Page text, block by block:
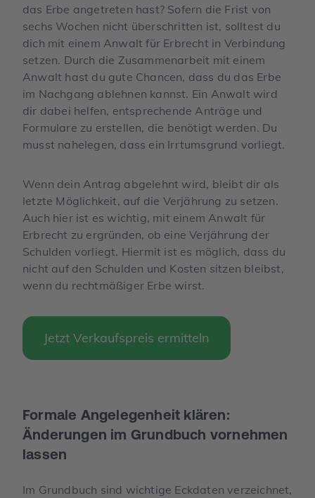
das Erbe angetreten hast? Sofern die Frist von
sechs Wochen nicht überschritten ist, solltest du
dich mit einem Anwalt für Erbrecht in Verbindung
setzen. Durch die Zusammenarbeit mit einem
Anwalt hast du gute Chancen, dass du das Erbe
im Nachgang ablehnen kannst. Ein Anwalt wird
dir dabei helfen, entsprechende Anträge und
Formulare zu erstellen, die benötigt werden. Du
musst nahelegen, dass ein Irrtumsgrund vorliegt.
Wenn dein Antrag abgelehnt wird, bleibt dir als
letzte Möglichkeit, auf die Verjährung zu setzen.
Auch hier ist es wichtig, mit einem Anwalt für
Erbrecht zu ergründen, ob eine Verjährung der
Schulden vorliegt. Hiermit ist es möglich, dass du
nicht auf den Schulden und Kosten sitzen bleibst,
wenn du rechtmäßiger Erbe wirst.
Jetzt Verkaufspreis ermitteln
Formale Angelegenheit klären:
Änderungen im Grundbuch vornehmen
lassen
Im Grundbuch sind wichtige Eckdaten verzeichnet,